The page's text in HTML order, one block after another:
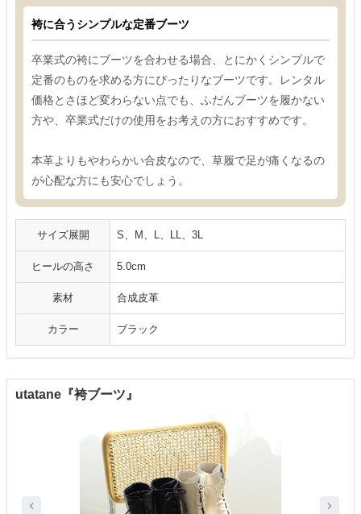
袴に合うシンプルな定番ブーツ
卒業式の袴にブーツを合わせる場合、とにかくシンプルで
定番のものを求める方にぴったりなブーツです。レンタル
価格とさほど変わらない点でも、ふだんブーツを履かない
方や、卒業式だけの使用をお考えの方におすすめです。
本革よりもやわらかい合皮なので、草履で足が痛くなるの
が心配な方にも安心でしょう。
サイズ展開 S、M、L、LL、3L
ヒールの高さ 5.0cm
素材 合成皮革
カラー ブラック
utatane『袴ブーツ』